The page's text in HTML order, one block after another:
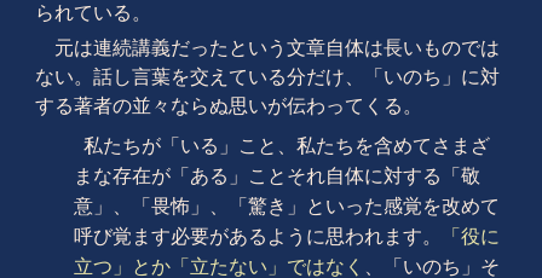
られている。
元は連続講義だったという文章自体は長いものでは
ない。話し言葉を交えている分だけ、「いのち」に対
する著者の並々ならぬ思いが伝わってくる。
私たちが「いる」こと、私たちを含めてさまざ
まな存在が「ある」ことそれ自体に対する「敬
意」、「畏怖」、「驚き」といった感覚を改めて
呼び覚ます必要があるように思われます。
「役に
立つ」とか「立たない」ではなく
、「いのち」そ